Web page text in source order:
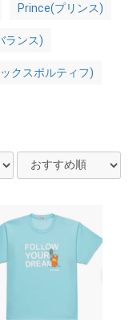
Prince(プリンス)
ランス)
クスポルティフ)